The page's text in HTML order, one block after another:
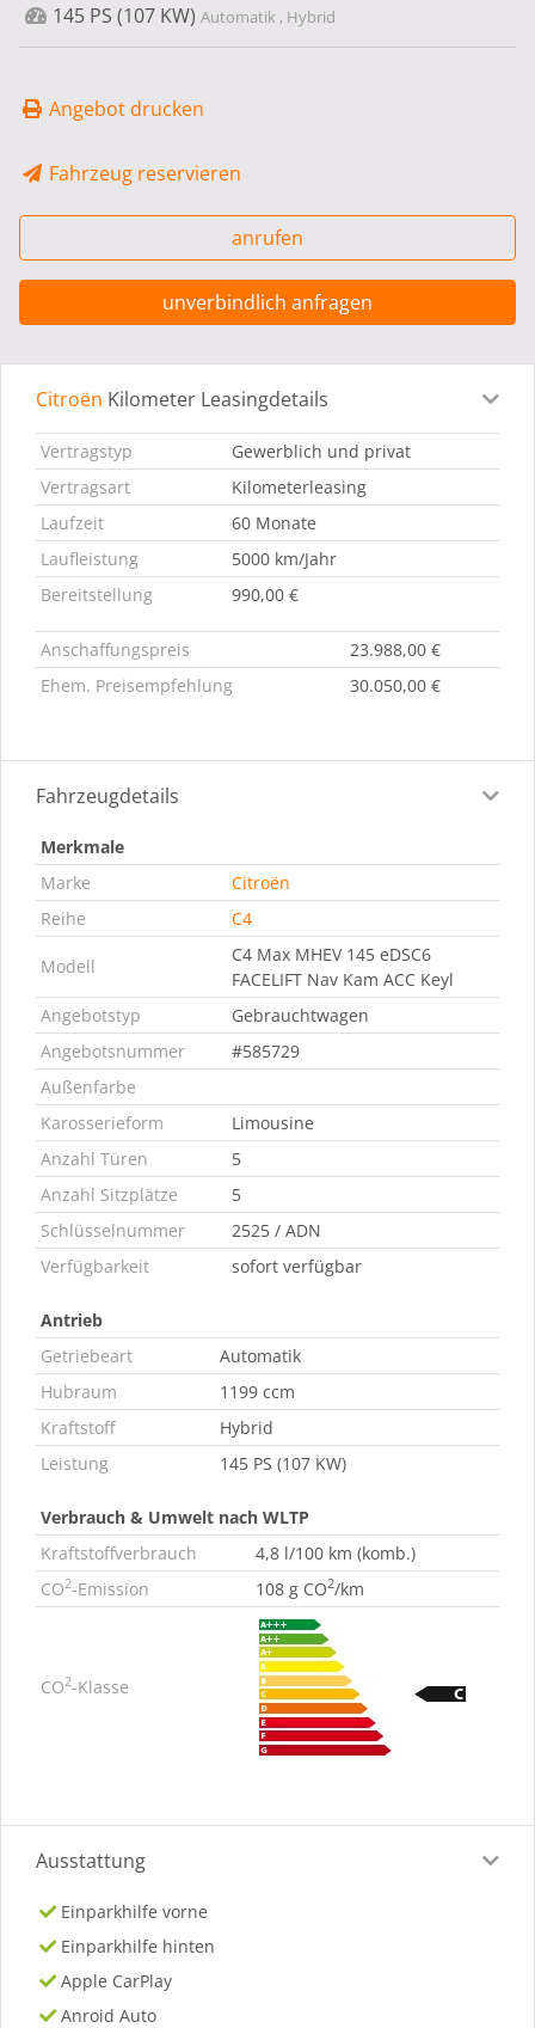
145 PS (107 KW) Automatik , Hybrid
Angebot drucken
Fahrzeug reservieren
anrufen
unverbindlich anfragen
Leasingdetails Fahrzeugdetails
Citroën Kilometer Leasingdetails
Vertragstyp
Gewerblich und privat
Vertragsart
Kilometerleasing
Laufzeit
60 Monate
Laufleistung
5000 km/Jahr
Bereitstellung
990,00 €
Anschaffungspreis
23.988,00 €
Ehem. Preisempfehlung
30.050,00 €
Fahrzeugdetails
Merkmale
Marke
Citroën
Reihe
C4
Modell
C4 Max MHEV 145 eDSC6
FACELIFT Nav Kam ACC Keyl
Angebotstyp
Gebrauchtwagen
Angebotsnummer
#585729
Außenfarbe
Karosserieform
Limousine
Anzahl Türen
5
Anzahl Sitzplätze
5
Schlüsselnummer
2525 / ADN
Verfügbarkeit
sofort verfügbar
Antrieb
Getriebeart
Automatik
Hubraum
1199 ccm
Kraftstoff
Hybrid
Leistung
145 PS (107 KW)
Verbrauch & Umwelt nach WLTP
Kraftstoffverbrauch
4,8 l/100 km (komb.)
CO2-Emission 108 g CO2/km
CO2-Klasse
Ausstattung
Einparkhilfe vorne
Einparkhilfe hinten
Apple CarPlay
Anroid Auto